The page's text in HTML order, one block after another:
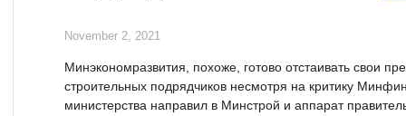
November 2, 2021
Минэкономразвития, похоже, готово отстаивать свои
строительных подрядчиков несмотря на критику
министерства направил в Минстрой и аппарат